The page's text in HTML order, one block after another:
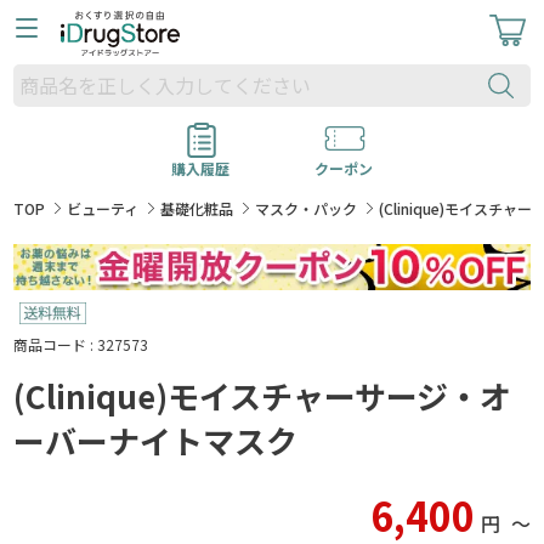
購入履歴
クーポン
TOP
ビューティ 基礎化粧品 マスク・パック (Clinique)モイスチャー
商品コード : 327573
(Clinique)モイスチャーサージ・オ
ーバーナイトマスク
6,400 円 〜